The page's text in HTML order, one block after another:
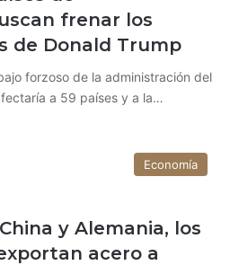
frenar los
de Donald Trump
forzoso de la administración del
a 59 países y a la…
Economía
y Alemania, los
acero a